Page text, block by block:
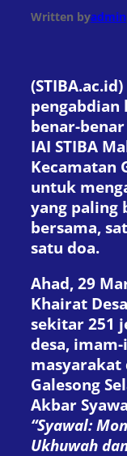
Written byadmin
pengabdian
benar-
IAI STIBA
Kecamatan
untuk
yang paling
bersama,
satu doa.
Ahad, 29
Khairat
sekitar 251
desa,
masyarakat
Galesong
Akbar
“Syawal:
Ukhuwah